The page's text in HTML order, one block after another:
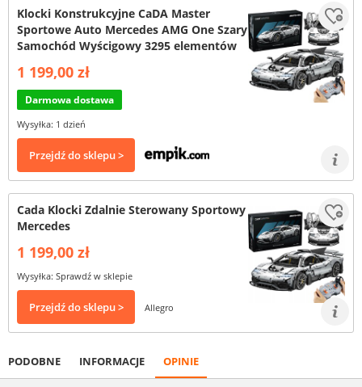
Klocki Konstrukcyjne CaDA Master
Sportowe Auto Mercedes AMG One Szary
Samochód Wyścigowy 3295 elementów
1 199,00 zł
Darmowa dostawa
Wysyłka: 1 dzień
Przejdź do sklepu >
Cada Klocki Zdalnie Sterowany Sportowy
Mercedes
1 199,00 zł
Wysyłka: Sprawdź w sklepie
Przejdź do sklepu > Allegro
PODOBNE INFORMACJE OPINIE